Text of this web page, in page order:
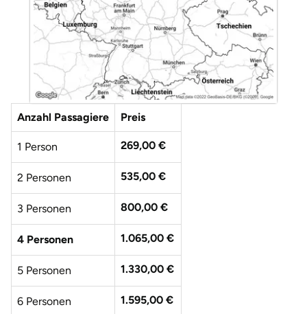
Anzahl Passagiere Preis
1 Person 269,00 €
2 Personen 535,00 €
3 Personen 800,00 €
4 Personen 1.065,00 €
5 Personen 1.330,00 €
6 Personen 1.595,00 €